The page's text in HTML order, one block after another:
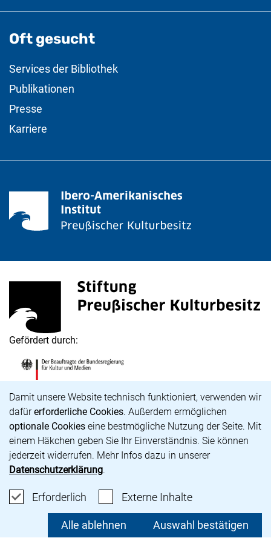
Damit unsere Website technisch funktioniert, verwenden wir
dafürerforderliche Cookies. Außerdem ermöglichen
optionale Cookies eine bestmögliche Nutzung der Seite. Mit
einem Häkchen geben Sie Ihr Einverständnis. Sie können
jederzeit widerrufen. Mehr Infos dazu in unserer
Datenschutzerklärung.
Erforderlich Erforderliche Cookies akzeptieren
Externe Inhalte: Externe
Alle ablehnen Auswahl bestätigen
Oft gesucht
Services der Bibliothek
Publikationen
Presse
Karriere
Stiftung Preußischer Kulturbesitz
(externer Link, öffnet neues Fenster)
Gefördert durch:
Karriere
Barrierefreiheit
Impressum
Datenschutz
Cookie-Einstellungen
unsere Bluesky-Seite (externer Link, öffnet neues
unsere Instagram-Seite (externer Link, öffnet
unsere Facebook-Seite (externer Link, öffnet
unsere YouTube-Seite (externer Link,